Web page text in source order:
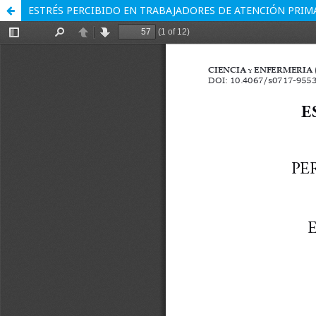
ESTRÉS PERCIBIDO EN TRABAJADORES DE ATENCIÓN